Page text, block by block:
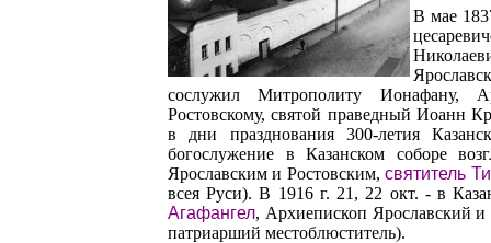
В мае
сослужил Митрополиту Ионафану,
Ростовскому, святой праведный Иоанн
в дни празднования 300-летия
богослужение в Казанском соборе
Ярославским и Ростовским,святитель
всея Руси). В 1916 г. 21, 22 окт. - в
Агафангел, Архиепископ Ярославский и
патриарший местоблюститель).